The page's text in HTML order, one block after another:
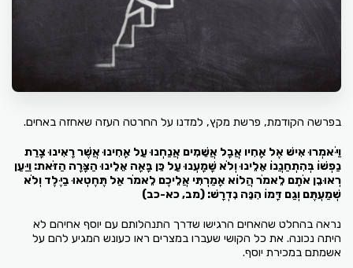
בפרשה הקודמת, פרשת מקץ, למדנו על החרטה העזה שאחזה באחים.
וַיֹּאמְרוּ אִישׁ אֶל אָחִיו אֲבָל אֲשֵׁמִים אֲנַחְנוּ עַל אָחִינוּ אֲשֶׁר רָאִינוּ צָרַת
נַפְשׁוֹ בְּהִתְחַנֲנוֹ אֵלֵינוּ וְלֹא שָׁמָעְנוּ עַל כֵּן בָּאָה אֵלֵינוּ הַצָּרָה הַזֹּאת: וַיַּעַן
רְאוּבֵן אֹתָם לֵאמֹר הֲלוֹא אָמַרְתִּי אֲלֵיכֶם לֵאמֹר אַל תֶּחֶטְאוּ בַיֶּלֶד וְלֹא
שְׁמַעְתֶּם וְגַם דָּמוֹ הִנֵּה נִדְרָשׁ: (מב, כא-כב)
נראה בהחלט שהאחים הרגישו שדרך התנהלותם עם יוסף אחיהם לא
היתה נכונה. את כל הקושי שעברו במצרים ראו כעונש המגיע להם על
אשמתם במכירת יוסף.